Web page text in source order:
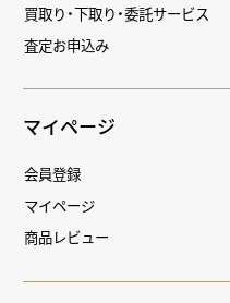
買取り・下取り・委託サービス
査定お申込み
マイページ
会員登録
マイページ
商品レビュー